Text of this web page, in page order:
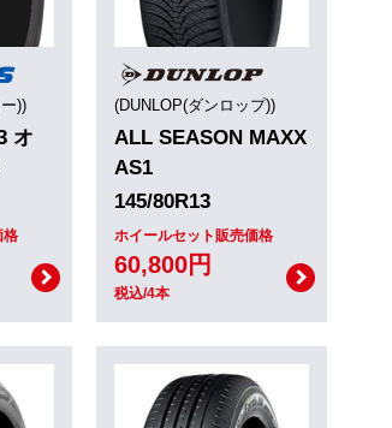
))
オ
格
(DUNLOP(ダンロップ))
ALL SEASON MAXX
AS1
145/80R13
ホイールセット販売価格
60,800円
税込/4本